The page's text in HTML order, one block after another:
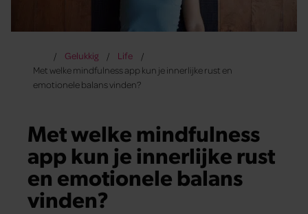
Gelukkig
Life
Met welke mindfulness app kun je innerlijke rust en
emotionele balans vinden?
Met welke mindfulness
app kun je innerlijke rust
en emotionele balans
vinden?